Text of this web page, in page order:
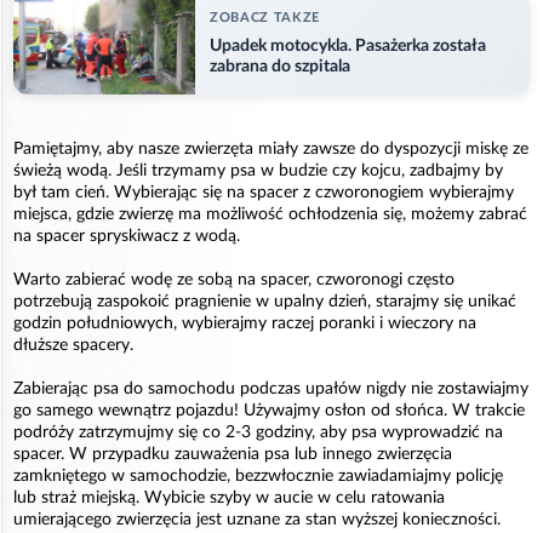
ZOBACZ TAKZE
Upadek motocykla. Pasażerka została
zabrana do szpitala
Pamiętajmy, aby nasze zwierzęta miały zawsze do dyspozycji miskę ze
świeżą wodą. Jeśli trzymamy psa w budzie czy kojcu, zadbajmy by
był tam cień. Wybierając się na spacer z czworonogiem wybierajmy
miejsca, gdzie zwierzę ma możliwość ochłodzenia się, możemy zabrać
na spacer spryskiwacz z wodą.
Warto zabierać wodę ze sobą na spacer, czworonogi często
potrzebują zaspokoić pragnienie w upalny dzień, starajmy się unikać
godzin południowych, wybierajmy raczej poranki i wieczory na
dłuższe spacery.
Zabierając psa do samochodu podczas upałów nigdy nie zostawiajmy
go samego wewnątrz pojazdu! Używajmy osłon od słońca. W trakcie
podróży zatrzymujmy się co 2-3 godziny, aby psa wyprowadzić na
spacer. W przypadku zauważenia psa lub innego zwierzęcia
zamkniętego w samochodzie, bezzwłocznie zawiadamiajmy policję
lub straż miejską. Wybicie szyby w aucie w celu ratowania
umierającego zwierzęcia jest uznane za stan wyższej konieczności.